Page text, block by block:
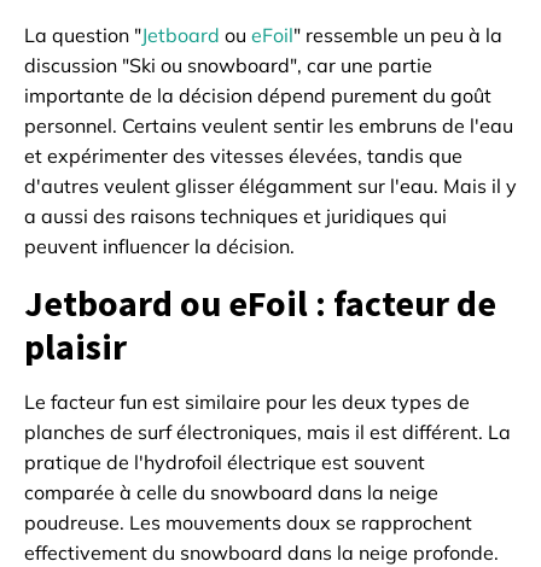
La question "Jetboard ou eFoil" ressemble un peu à la
discussion "Ski ou snowboard", car une partie
importante de la décision dépend purement du goût
personnel. Certains veulent sentir les embruns de l'eau
et expérimenter des vitesses élevées, tandis que
d'autres veulent glisser élégamment sur l'eau. Mais il y
a aussi des raisons techniques et juridiques qui
peuvent influencer la décision.
Jetboard ou eFoil : facteur de
plaisir
Le facteur fun est similaire pour les deux types de
planches de surf électroniques, mais il est différent. La
pratique de l'hydrofoil électrique est souvent
comparée à celle du snowboard dans la neige
poudreuse. Les mouvements doux se rapprochent
effectivement du snowboard dans la neige profonde.